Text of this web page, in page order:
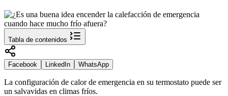
Tabla de contenidos
Facebook LinkedIn WhatsApp
La configuración de calor de emergencia en su termostato puede ser
un salvavidas en climas fríos.